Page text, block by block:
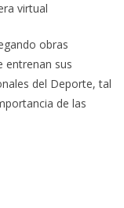
virtual
obras
entrenan sus
del Deporte, tal
de las